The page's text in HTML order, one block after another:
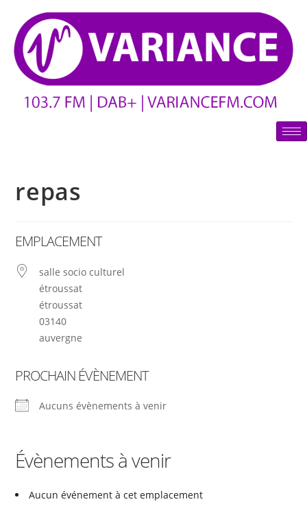
repas
EMPLACEMENT
salle socio culturel
étroussat
étroussat
03140
auvergne
PROCHAIN ÉVÈNEMENT
Aucuns évènements à venir
Évènements à venir
Aucun événement à cet emplacement